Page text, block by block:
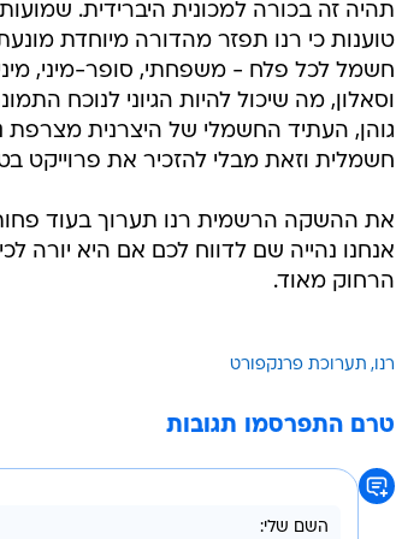
תהיה זה בכורה למכונית היברידית. שמועות
טוענות כי רנו תפזר מהדורה מיוחדת
חשמל לכל פלח - משפחתי, סופר-מיני,
וסאלון, מה שיכול להיות הגיוני לנוכח
גוהן, העתיד החשמלי של היצרנית מצרפת
חשמלית וזאת מבלי להזכיר את פרוייקט
אנחנו נהייה שם לדווח לכם אם היא יורה
הרחוק מאוד.
רנו תערוכת פרנקפורט
טרם התפרסמו תגובות